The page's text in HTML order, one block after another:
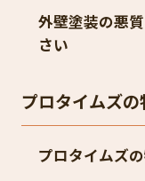
外壁塗装の悪
さい
プロタイムズの
プロタイムズ